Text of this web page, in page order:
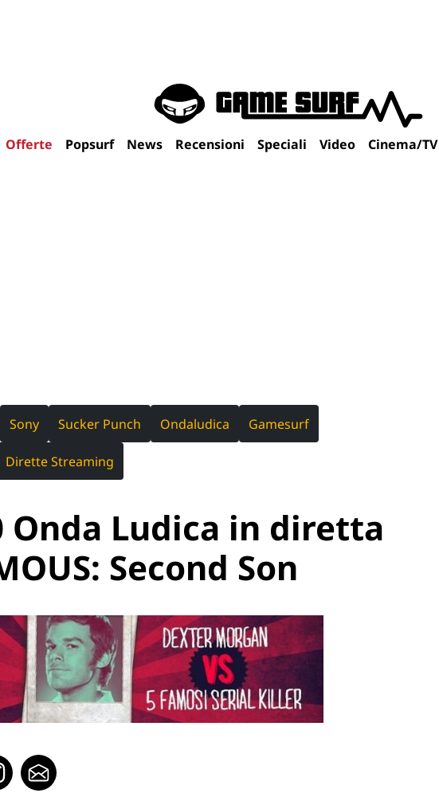
Offerte Popsurf News Recensioni Speciali Video Cinema/TV
Sony Sucker Punch Ondaludica Gamesurf
Dirette Streaming
Onda Ludica in diretta
Second Son